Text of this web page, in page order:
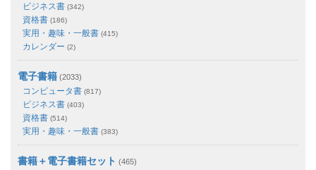
ビジネス書 (342)
資格書 (186)
実用・趣味・一般書 (415)
カレンダー (2)
電子書籍 (2033)
コンピュータ書 (817)
ビジネス書 (403)
資格書 (514)
実用・趣味・一般書 (383)
書籍＋電子書籍セット (465)